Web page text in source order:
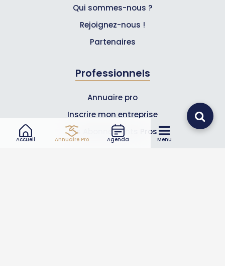
Accueil Annuaire Pro Agenda Menu
Qui sommes-nous ?
Rejoignez-nous !
Partenaires
Professionnels
Annuaire pro
Inscrire mon entreprise
Les Abonnements Pros